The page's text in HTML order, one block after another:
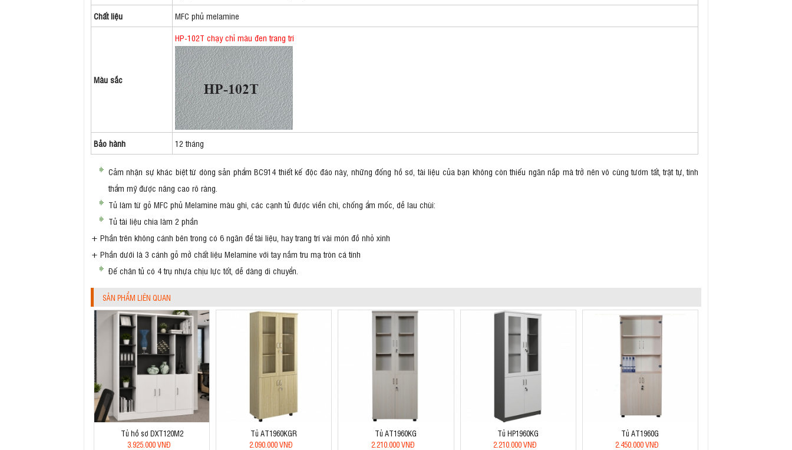
Chất liệu
MFC phủ melamine
Màu sắc
HP-102T chạy chỉ màu đen trang trí
Bảo hành 12 tháng
Cảm nhận sự khác biệt từ dòng sản phẩm BC914 thiết kế độc đáo này, những đống hồ sơ, tài liệu của bạn không còn thiếu ngăn nắp mà trở nên vô cùng tươm tất, trật tự, tính
thẩm mỹ được nâng cao rõ ràng.
Tủ làm từ gỗ MFC phủ Melamine màu ghi, các cạnh tủ được viền chì, chống ẩm mốc, dễ lau chùi:
Tủ tài liệu chia làm 2 phần
+ Phần trên không cánh bên trong có 6 ngăn để tài liệu, hay trang trí vài món đồ nhỏ xinh
+ Phần dưới là 3 cánh gỗ mở chất liệu Melamine với tay nắm tru mạ tròn cá tính
Đế chân tủ có 4 trụ nhựa chịu lực tốt, dễ dàng di chuyển.
SẢN PHẨM LIÊN QUAN
Tủ hồ sơ DXT120M2
3.925.000 VNĐ
Tủ AT1960KGR
2.090.000 VNĐ
Tủ AT1960KG
2.210.000 VNĐ
Tủ HP1960KG
2.210.000 VNĐ
Tủ AT1960G
2.450.000 VNĐ